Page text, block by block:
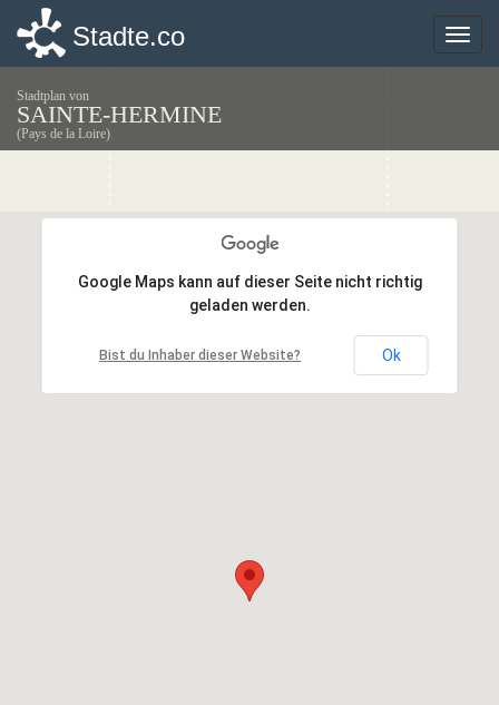
Toggle
Stadte.co
Stadtplan von
SAINTE-HERMINE
(Pays de la Loire)
Google Maps kann auf dieser Seite nicht richtig
geladen werden.
Bist du Inhaber dieser Website? Ok
Google Maps kann auf dieser Seite nicht richtig
geladen werden.
Bist du Inhaber dieser Website? Ok
Toggle
Stadte.co